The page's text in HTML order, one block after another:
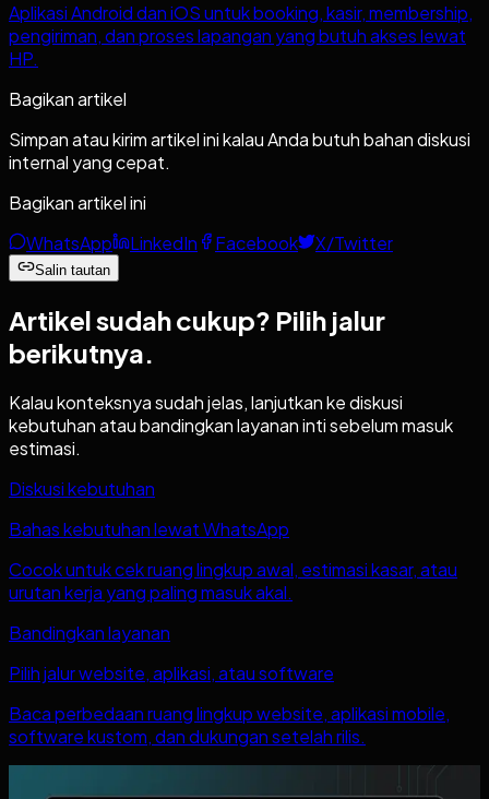
Aplikasi Android dan iOS untuk booking, kasir, membership,
pengiriman, dan proses lapangan yang butuh akses lewat
HP.
Bagikan artikel
Simpan atau kirim artikel ini kalau Anda butuh bahan diskusi
internal yang cepat.
Bagikan artikel ini
WhatsApp
LinkedIn Facebook X/Twitter
Salin tautan
Artikel sudah cukup? Pilih jalur
berikutnya.
Kalau konteksnya sudah jelas, lanjutkan ke diskusi
kebutuhan atau bandingkan layanan inti sebelum masuk
estimasi.
Diskusi kebutuhan
Bahas kebutuhan lewat WhatsApp
Cocok untuk cek ruang lingkup awal, estimasi kasar, atau
urutan kerja yang paling masuk akal.
Bandingkan layanan
Pilih jalur website, aplikasi, atau software
Baca perbedaan ruang lingkup website, aplikasi mobile,
software kustom, dan dukungan setelah rilis.